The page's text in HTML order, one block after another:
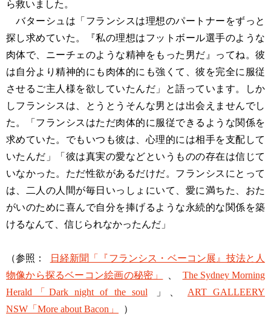
ら救いました。
バターシュは「フランシスは理想のパートナーをずっと
探し求めていた。『私の理想はフットボール選手のような
肉体で、ニーチェのような精神をもった男だ』ってね。彼
は自分より精神的にも肉体的にも強くて、彼を完全に服従
させるご主人様を欲していたんだ」と語っています。しか
しフランシスは、とうとうそんな男とは出会えませんでし
た。「フランシスはただ肉体的に服従できるような関係を
求めていた。でもいつも彼は、心理的には相手を支配して
いたんだ」「彼は真実の愛などというものの存在は信じて
いなかった。ただ性欲があるだけだ。フランシスにとって
は、二人の人間が毎日いっしょにいて、愛に満ちた、おた
がいのために喜んで自分を捧げるような永続的な関係を築
けるなんて、信じられなかったんだ」
（参照：
日経新聞「『フランシス・ベーコン展』技法と人
物像から探るベーコン絵画の秘密」
The Sydney Morning
Herald「Dark night of the soul
」、
ART GALLEERY
NSW「More about Bacon」
）